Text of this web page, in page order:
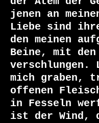
jenen an
Liebe sind
den meinen
Beine, mit den
mich graben,
offenen
in Fesseln
ist der Wind,